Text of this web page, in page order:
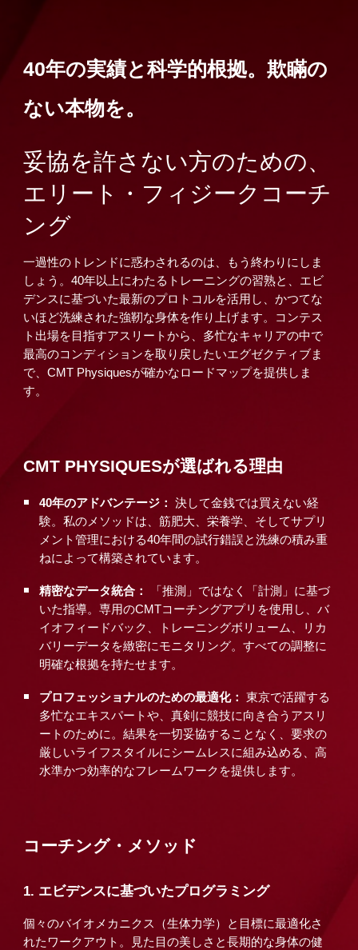
40年の実績と科学的根拠。欺瞞の
ない本物を。
妥協を許さない方のための、
エリート・フィジークコーチ
ング
一過性のトレンドに惑わされるのは、もう終わりにしま
しょう。40年以上にわたるトレーニングの習熟と、エビ
デンスに基づいた最新のプロトコルを活用し、かつてな
いほど洗練された強靭な身体を作り上げます。コンテス
ト出場を目指すアスリートから、多忙なキャリアの中で
最高のコンディションを取り戻したいエグゼクティブま
で、CMT Physiquesが確かなロードマップを提供しま
す。
CMT PHYSIQUESが選ばれる理由
40年のアドバンテージ：
決して金銭では買えない経
験。私のメソッドは、筋肥大、栄養学、そしてサプリ
メント管理における40年間の試行錯誤と洗練の積み重
ねによって構築されています。
精密なデータ統合：
「推測」ではなく「計測」に基づ
いた指導。専用のCMTコーチングアプリを使用し、バ
イオフィードバック、トレーニングボリューム、リカ
バリーデータを緻密にモニタリング。すべての調整に
明確な根拠を持たせます。
プロフェッショナルのための最適化：
東京で活躍する
多忙なエキスパートや、真剣に競技に向き合うアスリ
ートのために。結果を一切妥協することなく、要求の
厳しいライフスタイルにシームレスに組み込める、高
水準かつ効率的なフレームワークを提供します。
コーチング・メソッド
1. エビデンスに基づいたプログラミング
個々のバイオメカニクス（生体力学）と目標に最適化さ
れたワークアウト。見た目の美しさと長期的な身体の健